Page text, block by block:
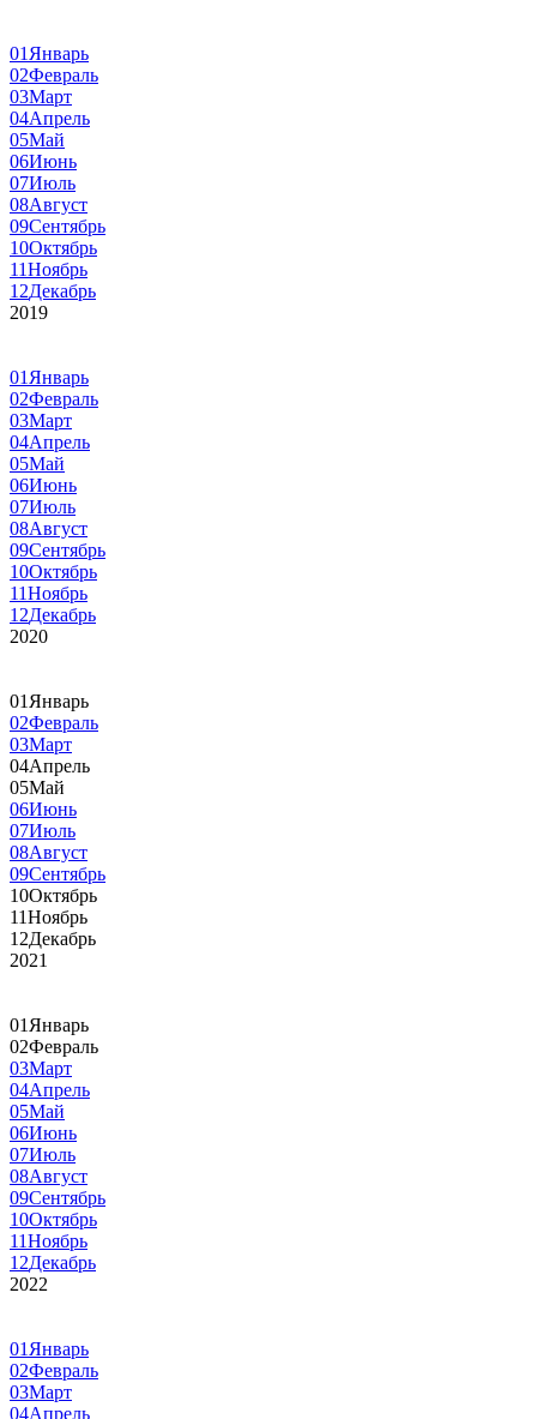
01 Январь
02Февраль
03Март
04Апрель
05Май
06Июнь
07Июль
08Август
09Сентябрь
10Октябрь
11Ноябрь
12Декабрь
2019
01 Январь
02Февраль
03Март
04Апрель
05Май
06Июнь
07Июль
08Август
09Сентябрь
10Октябрь
11Ноябрь
12Декабрь
2020
01 Январь
02Февраль
03Март
04Апрель
05Май
06Июнь
07Июль
08Август
09Сентябрь
10Октябрь
11Ноябрь
12Декабрь
2021
01 Январь
02Февраль
03Март
04Апрель
05Май
06Июнь
07Июль
08Август
09Сентябрь
10Октябрь
11Ноябрь
12Декабрь
2022
01 Январь
02Февраль
03Март
04Апрель